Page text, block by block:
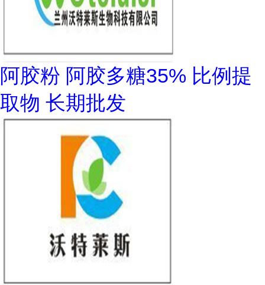
阿胶粉 阿胶多糖35% 比例提
取物 长期批发